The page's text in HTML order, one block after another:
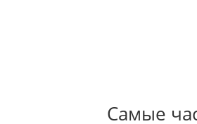
Самые